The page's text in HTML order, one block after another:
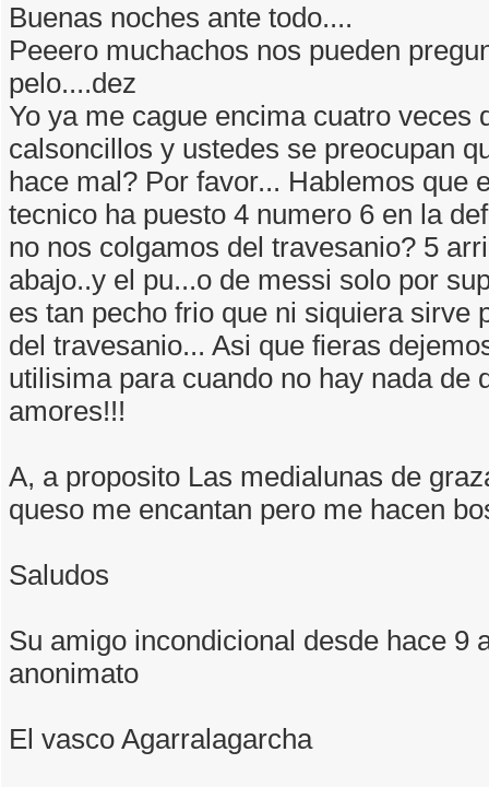
Buenas noches ante todo....
Peeero muchachos nos pueden
pelo....dez
Yo ya me cague encima cuatro veces
calsoncillos y ustedes se preocupan
hace mal? Por favor... Hablemos que
tecnico ha puesto 4 numero 6 en la
no nos colgamos del travesanio? 5
abajo..y el pu...o de messi solo por
es tan pecho frio que ni siquiera sirve
del travesanio... Asi que fieras
utilisima para cuando no hay nada de
amores!!!
A, a proposito Las medialunas de
queso me encantan pero me hacen
Saludos
Su amigo incondicional desde hace 9
anonimato
El vasco Agarralagarcha